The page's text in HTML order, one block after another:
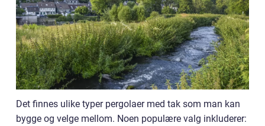
Det finnes ulike typer pergolaer med tak som man kan
bygge og velge mellom. Noen populære valg inkluderer: